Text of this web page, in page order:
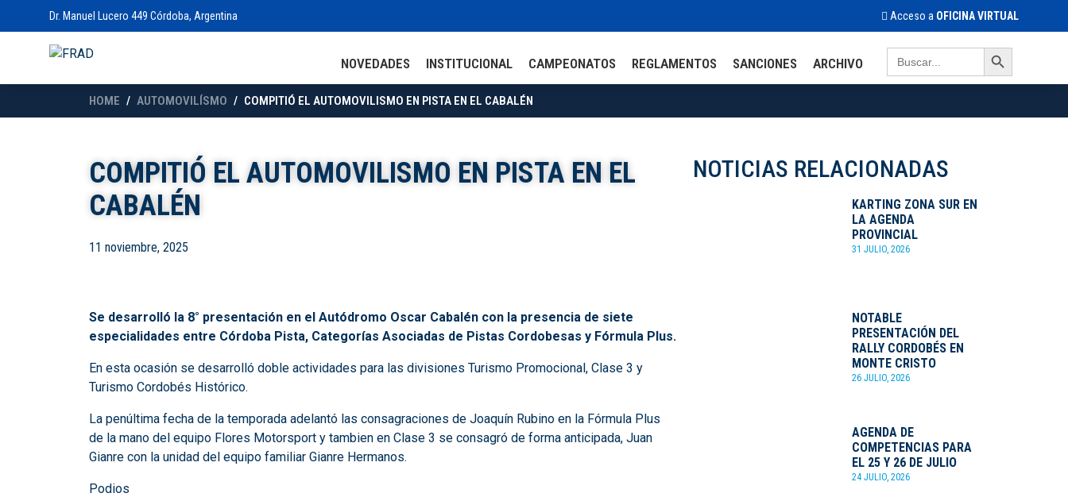
Dr. Manuel Lucero 449 Córdoba, Argentina Acceso a OFICINA VIRTUAL
NOVEDADES INSTITUCIONAL CAMPEONATOS REGLAMENTOS SANCIONES ARCHIVO
Search
for:
Search Button
HOME AUTOMOVILÍSMO COMPITIÓ EL AUTOMOVILISMO EN PISTA EN EL CABALÉN
COMPITIÓ EL AUTOMOVILISMO EN PISTA EN EL
CABALÉN
11 noviembre, 2025
Se desarrolló la 8° presentación en el Autódromo Oscar Cabalén con la presencia de siete
especialidades entre Córdoba Pista, Categorías Asociadas de Pistas Cordobesas y Fórmula Plus.
En esta ocasión se desarrolló doble actividades para las divisiones Turismo Promocional, Clase 3 y
Turismo Cordobés Histórico.
La penúltima fecha de la temporada adelantó las consagraciones de Joaquín Rubino en la Fórmula Plus
de la mano del equipo Flores Motorsport y tambien en Clase 3 se consagró de forma anticipada, Juan
Gianre con la unidad del equipo familiar Gianre Hermanos.
Podios
NOTICIAS RELACIONADAS
KARTING ZONA SUR EN
LA AGENDA
PROVINCIAL
31 JULIO, 2026
NOTABLE
PRESENTACIÓN DEL
RALLY CORDOBÉS EN
MONTE CRISTO
26 JULIO, 2026
AGENDA DE
COMPETENCIAS PARA
EL 25 Y 26 DE JULIO
24 JULIO, 2026